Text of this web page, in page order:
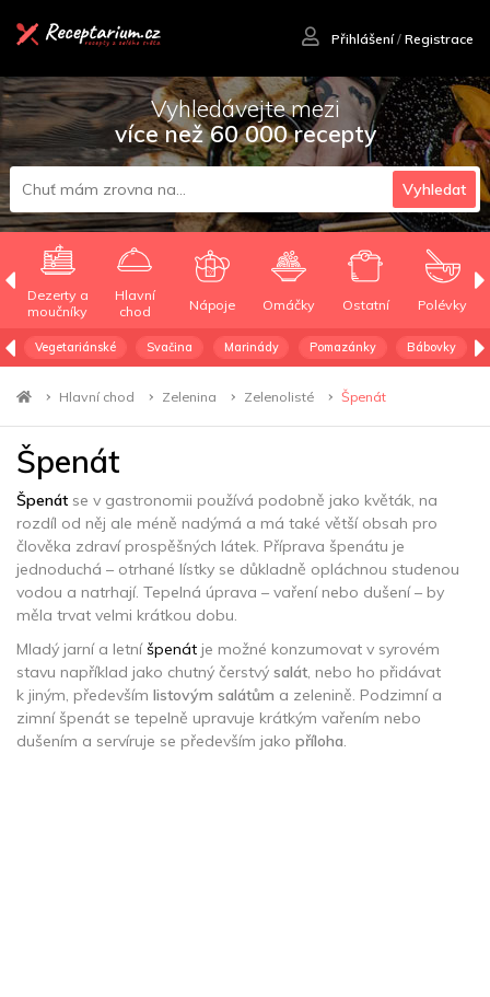
Přihlášení/ Registrace
Vyhledávejte mezi
více než 60 000 recepty
Vyhledat
Dezerty a
moučníky
Hlavní
chod
Nápoje Omáčky Ostatní Polévky
Vegetariánské Svačina Marinády Pomazánky Bábovky
Hlavní chod Zelenina Zelenolisté Špenát
Špenát
Špenát se v gastronomii používá podobně jako květák, na
rozdíl od něj ale méně nadýmá a má také větší obsah pro
člověka zdraví prospěšných látek. Příprava špenátu je
jednoduchá – otrhané lístky se důkladně opláchnou studenou
vodou a natrhají. Tepelná úprava – vaření nebo dušení – by
měla trvat velmi krátkou dobu.
Mladý jarní a letní špenát je možné konzumovat v syrovém
stavu například jako chutný čerstvý salát, nebo ho přidávat
k jiným, především listovým salátům a zelenině. Podzimní a
zimní špenát se tepelně upravuje krátkým vařením nebo
dušením a servíruje se především jako příloha.